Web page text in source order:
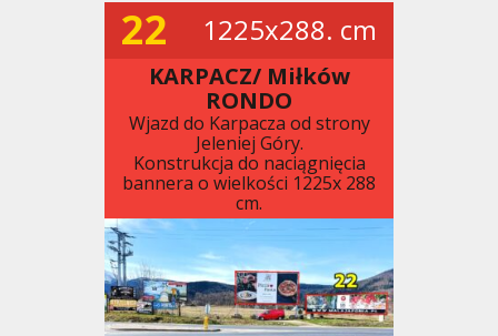
22 1225x288. cm
KARPACZ/ Miłków
RONDO
Wjazd do Karpacza od strony
Jeleniej Góry.
Konstrukcja do naciągnięcia
bannera o wielkości 1225x 288
cm.